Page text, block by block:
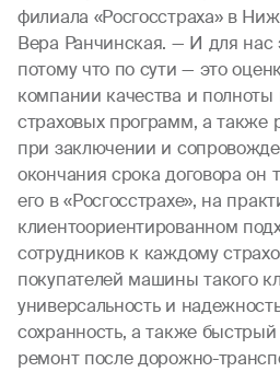
филиала «Росгосстраха» в
Вера Ранчинская. — И для нас
потому что по сути — это
компании качества и
страховых программ, а также
при заключении и
окончания срока договора он
его в «Росгосстрахе», на
клиентоориентированном
сотрудников к каждому
покупателей машины такого
универсальность и
сохранность, а также
ремонт после дорожно-